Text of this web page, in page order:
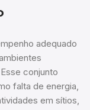
adequado
conjunto
falta de energia,
em sítios,